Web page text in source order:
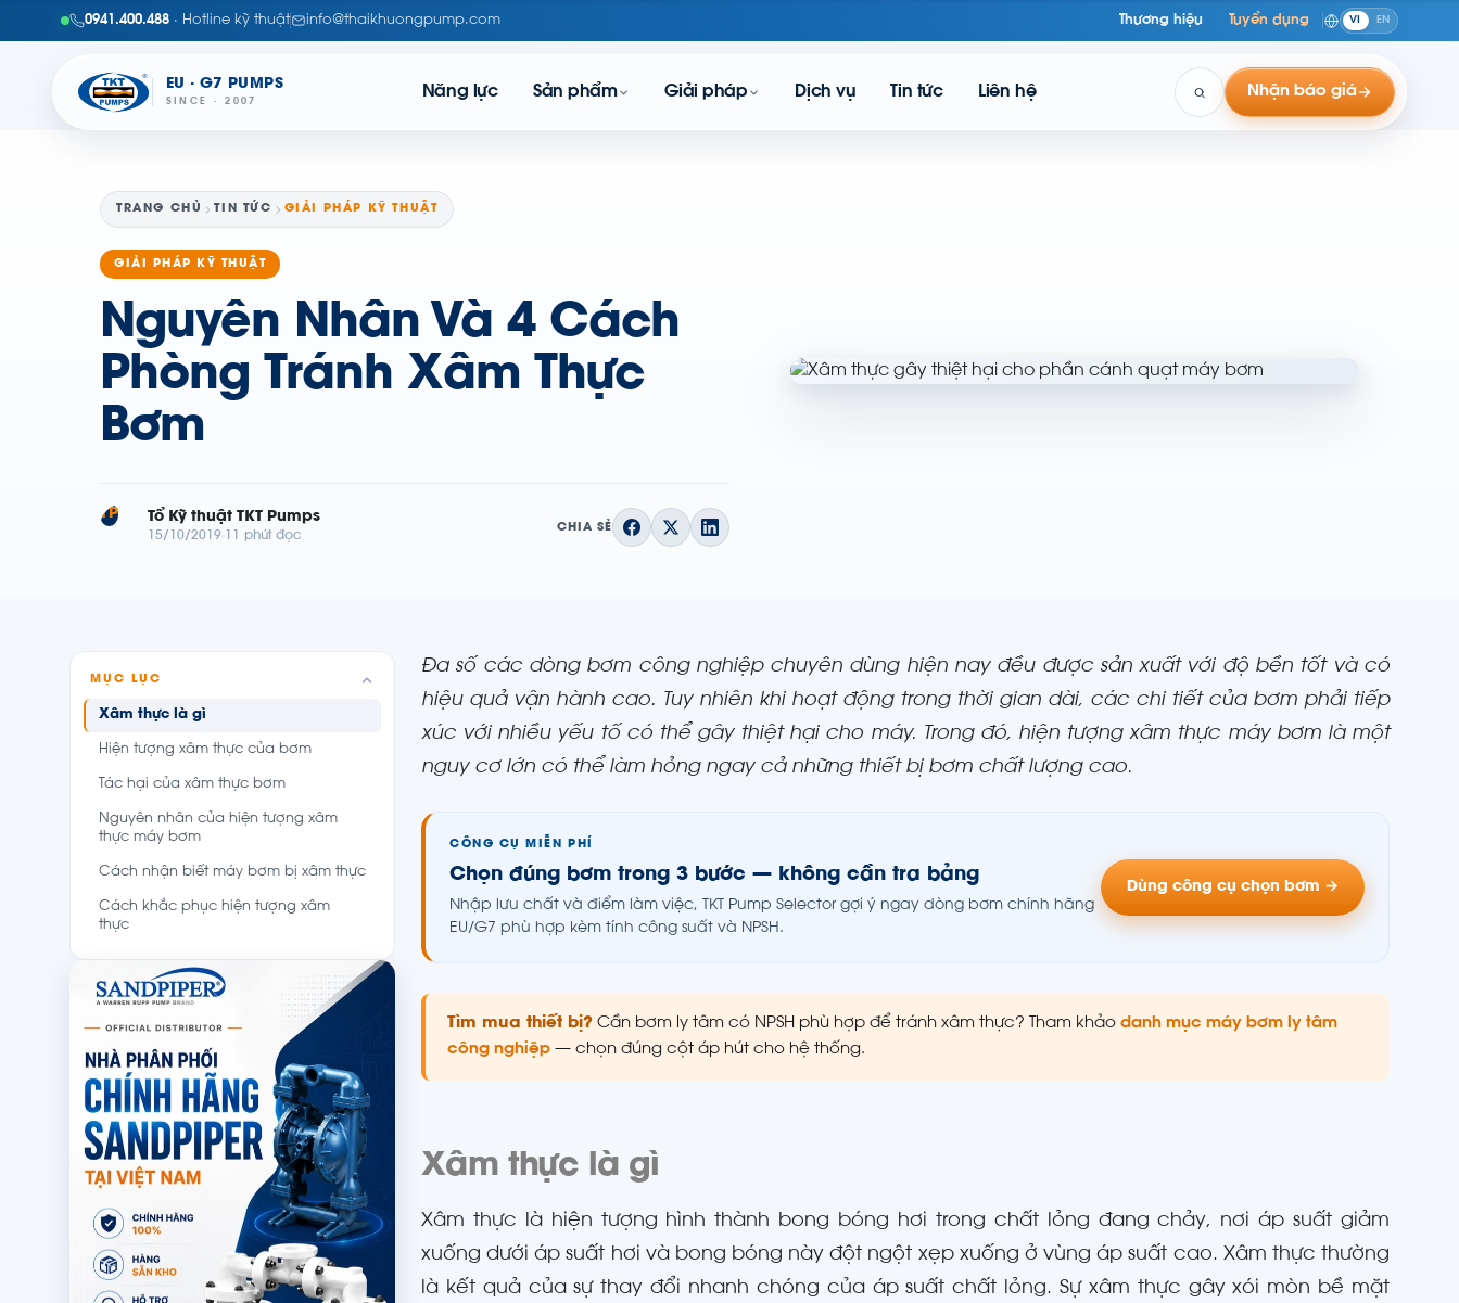
0941.400.488 · Hotline kỹ thuật info@thaikhuongpump.com Thương hiệu Tuyển dụng VI EN
EU · G7 PUMPS
SINCE · 2007
Năng lực Sản phẩm Giải pháp Dịch vụ Tin tức Liên hệ Nhận báo giá
TRANG CHỦ TIN TỨC GIẢI PHÁP KỸ THUẬT
GIẢI PHÁP KỸ THUẬT
Nguyên Nhân Và 4 Cách
Phòng Tránh Xâm Thực
Bơm
TP Tổ Kỹ thuật TKT Pumps
15/10/2019 11 phút đọc
CHIA SẺ
MỤC LỤC
Xâm thực là gì
Hiện tượng xâm thực của bơm
Tác hại của xâm thực bơm
Nguyên nhân của hiện tượng xâm
thực máy bơm
Cách nhận biết máy bơm bị xâm thực
Cách khắc phục hiện tượng xâm
thực
Đa số các dòng bơm công nghiệp chuyên dùng hiện nay đều được sản xuất với độ bền tốt và có
hiệu quả vận hành cao. Tuy nhiên khi hoạt động trong thời gian dài, các chi tiết của bơm phải tiếp
xúc với nhiều yếu tố có thể gây thiệt hại cho máy. Trong đó, hiện tượng xâm thực máy bơmlà một
nguy cơ lớn có thể làm hỏng ngay cả những thiết bị bơm chất lượng cao.
CÔNG CỤ MIỄN PHÍ
Chọn đúng bơm trong 3 bước — không cần tra bảng
Nhập lưu chất và điểm làm việc, TKT Pump Selector gợi ý ngay dòng bơm chính hãng
EU/G7 phù hợp kèm tính công suất và NPSH.
Dùng công cụ chọn bơm →
Tìm mua thiết bị? Cần bơm ly tâm có NPSH phù hợp để tránh xâm thực? Tham khảo danh mục máy bơm ly tâm
công nghiệp — chọn đúng cột áp hút cho hệ thống.
Xâm thực là gì
Xâm thực là hiện tượng hình thành bong bóng hơi trong chất lỏng đang chảy, nơi áp suất giảm
xuống dưới áp suất hơi và bong bóng này đột ngột xẹp xuống ở vùng áp suất cao. Xâm thực thường
là kết quả của sự thay đổi nhanh chóng của áp suất chất lỏng. Sự xâm thực gây xói mòn bề mặt